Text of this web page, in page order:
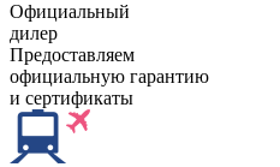
Официальный
дилер
Предоставляем
официальную гарантию
и сертификаты